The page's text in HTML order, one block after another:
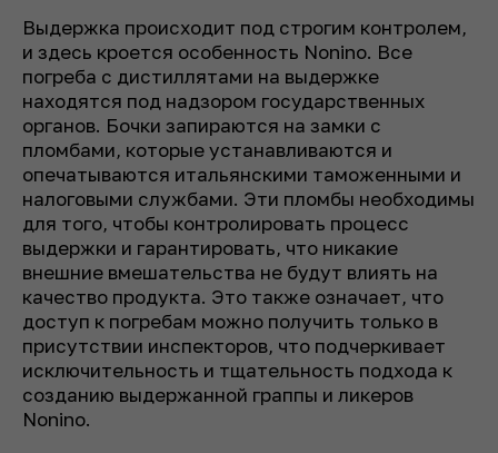
Выдержка происходит под строгим контролем,
и здесь кроется особенность Nonino. Все
погреба с дистиллятами на выдержке
находятся под надзором государственных
органов. Бочки запираются на замки с
пломбами, которые устанавливаются и
опечатываются итальянскими таможенными и
налоговыми службами. Эти пломбы необходимы
для того, чтобы контролировать процесс
выдержки и гарантировать, что никакие
внешние вмешательства не будут влиять на
качество продукта. Это также означает, что
доступ к погребам можно получить только в
присутствии инспекторов, что подчеркивает
исключительность и тщательность подхода к
созданию выдержанной граппы и ликеров
Nonino.